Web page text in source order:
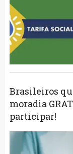
Brasileiros
moradia
participar!